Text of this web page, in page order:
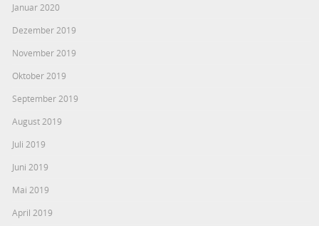
Januar 2020
Dezember 2019
November 2019
Oktober 2019
September 2019
August 2019
Juli 2019
Juni 2019
Mai 2019
April 2019